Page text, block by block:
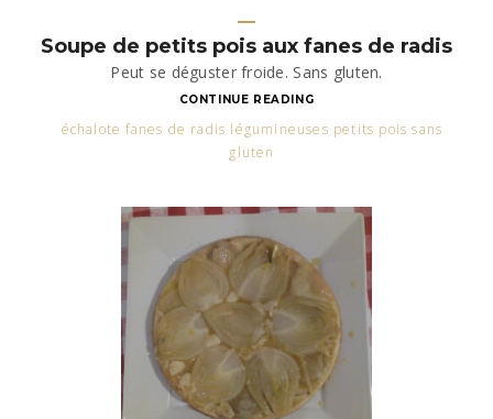
Soupe de petits pois aux fanes de radis
Peut se déguster froide. Sans gluten.
CONTINUE READING
échalote fanes de radis légumineuses petits pois sans
gluten